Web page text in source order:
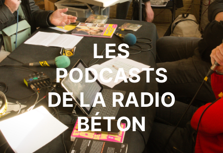
LES
PODCASTS
DE LA RADIO
BÉTON